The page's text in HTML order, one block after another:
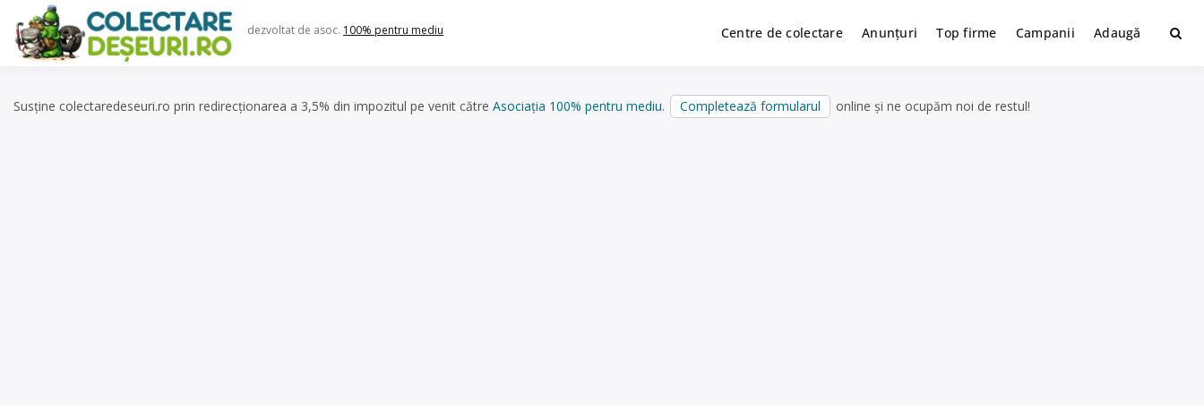
content
dezvoltat de asoc. 100% pentru mediu Centre de colectare Anunțuri Top firme Campanii Adaugă
Susține colectaredeseuri.ro prin redirecționarea a 3,5% din impozitul pe venit către Asociația 100% pentru mediu. Completează formularul online și ne ocupăm noi de restul!